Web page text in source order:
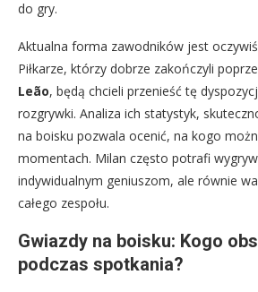
do gry.
Aktualna forma zawodników jest
Piłkarze, którzy dobrze zakończyli
Leão, będą chcieli przenieść tę
rozgrywki. Analiza ich statystyk,
na boisku pozwala ocenić, na kogo
momentach. Milan często potrafi
indywidualnym geniuszom, ale równie
całego zespołu.
Gwiazdy na boisku: Kogo
podczas spotkania?